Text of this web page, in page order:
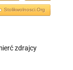
Stolikwolnosci.org
zdrajcy